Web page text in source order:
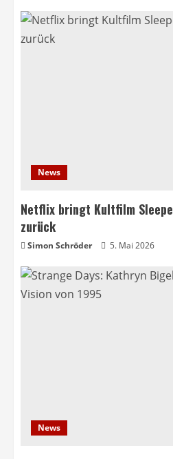
News
Netflix bringt Kultfilm
zurück
Simon Schröder 5. Mai 2026
News